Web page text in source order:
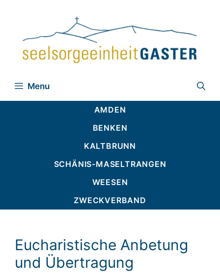
Menu
AMDEN
BENKEN
KALTBRUNN
SCHÄNIS-MASELTRANGEN
WEESEN
ZWECKVERBAND
Eucharistische Anbetung
und Übertragung